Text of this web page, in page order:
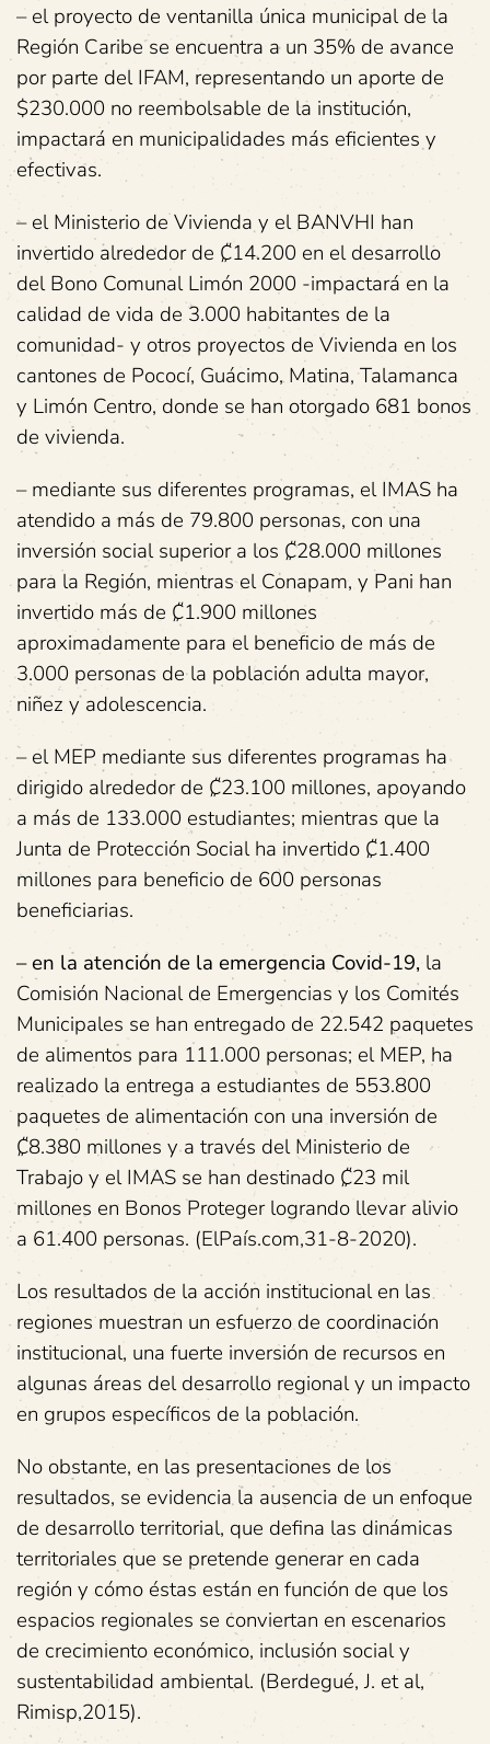
– el proyecto de ventanilla única municipal de la
Región Caribe se encuentra a un 35% de avance
por parte del IFAM, representando un aporte de
$230.000 no reembolsable de la institución,
impactará en municipalidades más eficientes y
efectivas.
– el Ministerio de Vivienda y el BANVHI han
invertido alrededor de ₡14.200 en el desarrollo
del Bono Comunal Limón 2000 -impactará en la
calidad de vida de 3.000 habitantes de la
comunidad- y otros proyectos de Vivienda en los
cantones de Pococí, Guácimo, Matina, Talamanca
y Limón Centro, donde se han otorgado 681 bonos
de vivienda.
– mediante sus diferentes programas, el IMAS ha
atendido a más de 79.800 personas, con una
inversión social superior a los ₡28.000 millones
para la Región, mientras el Conapam, y Pani han
invertido más de ₡1.900 millones
aproximadamente para el beneficio de más de
3.000 personas de la población adulta mayor,
niñez y adolescencia.
– el MEP mediante sus diferentes programas ha
dirigido alrededor de ₡23.100 millones, apoyando
a más de 133.000 estudiantes; mientras que la
Junta de Protección Social ha invertido ₡1.400
millones para beneficio de 600 personas
beneficiarias.
– en la atención de la emergencia Covid-19, la
Comisión Nacional de Emergencias y los Comités
Municipales se han entregado de 22.542 paquetes
de alimentos para 111.000 personas; el MEP, ha
realizado la entrega a estudiantes de 553.800
paquetes de alimentación con una inversión de
₡8.380 millones y a través del Ministerio de
Trabajo y el IMAS se han destinado ₡23 mil
millones en Bonos Proteger logrando llevar alivio
a 61.400 personas. (ElPaís.com,31-8-2020).
Los resultados de la acción institucional en las
regiones muestran un esfuerzo de coordinación
institucional, una fuerte inversión de recursos en
algunas áreas del desarrollo regional y un impacto
en grupos específicos de la población.
No obstante, en las presentaciones de los
resultados, se evidencia la ausencia de un enfoque
de desarrollo territorial, que defina las dinámicas
territoriales que se pretende generar en cada
región y cómo éstas están en función de que los
espacios regionales se conviertan en escenarios
de crecimiento económico, inclusión social y
sustentabilidad ambiental. (Berdegué, J. et al,
Rimisp,2015).